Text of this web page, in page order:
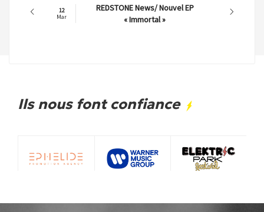
11
Mar
DRAKKFEST METAL FEST
News/Running Order
Ils nous font confiance